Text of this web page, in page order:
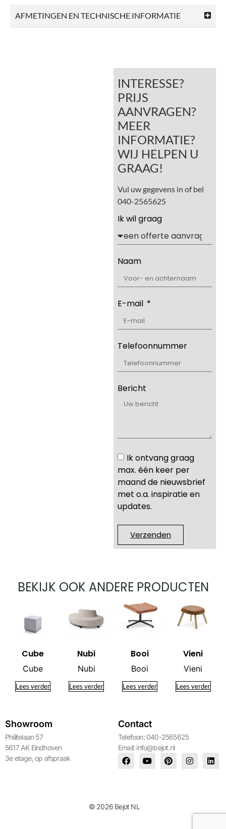
AFMETINGEN EN TECHNISCHE INFORMATIE
INTERESSE?
PRIJS
AANVRAGEN?
MEER
INFORMATIE?
WIJ HELPEN U
GRAAG!
Vul uw gegevens in of bel
040-2565625
Ik wil graag
Naam
E-mail
Telefoonnummer
Bericht
Ik ontvang graag
max. één keer per
maand de nieuwsbrief
met o.a. inspiratie en
updates.
Verzenden
BEKIJK OOK ANDERE PRODUCTEN
Cube
Cube
Lees verder
Nubi
Nubi
Lees verder
Booi
Booi
Lees verder
Vieni
Vieni
Lees verder
Showroom
Philitelaan 57
5617 AK Eindhoven
3e etage, op afspraak
Contact
Telefoon: 040-2565625
Email: info@bejot.nl
© 2026 Bejot NL